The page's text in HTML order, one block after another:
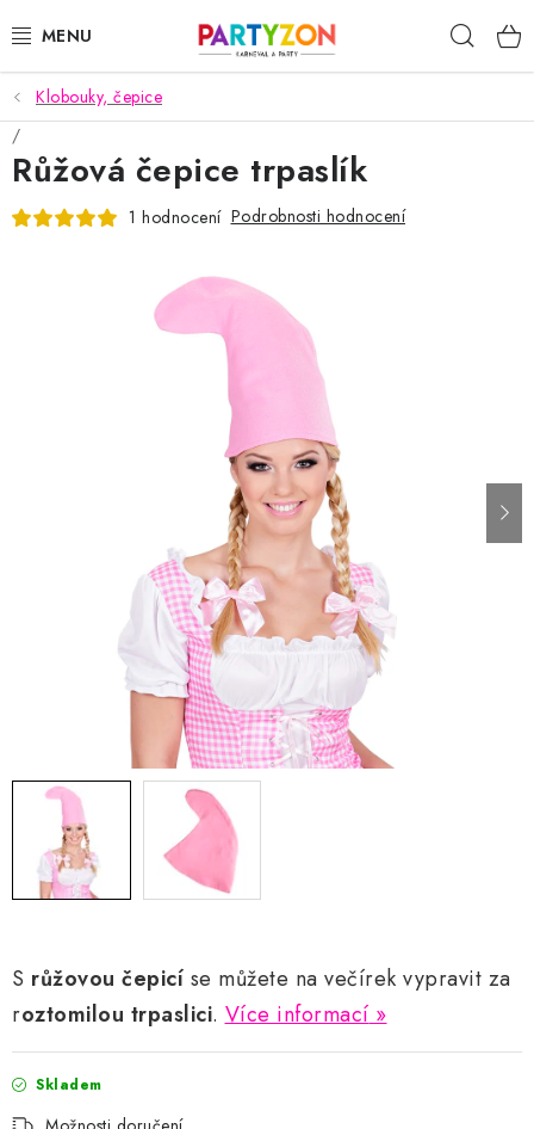
na
KARNEVALOVÉ MASKY
KARNEVALOVÉ KOSTÝMY
DOPLŇKY NA KARNEVAL
PÁRTY PODLE TÉMAT
Nejčastější otázky a odpovědi Kontakty
Doprava a poštovné
Vrácení a reklamace
Obchodní podmínky
Podmínky ochrany osobních údajů
Klobouky, čepice
S růžovou čepicí se můžete na večírek vypravit za
roztomilou trpaslici. Více informací
Skladem
Růžová čepice trpaslík
1 hodnocení Podrobnosti hodnocení